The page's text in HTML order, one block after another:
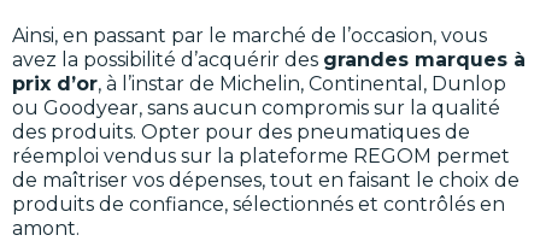
Ainsi, en passant par le marché de l’occasion, vous
avez la possibilité d’acquérir des grandes marques à
prix d’or, à l’instar de Michelin, Continental, Dunlop
ou Goodyear, sans aucun compromis sur la qualité
des produits. Opter pour des pneumatiques de
réemploi vendus sur la plateforme REGOM permet
de maîtriser vos dépenses, tout en faisant le choix de
produits de confiance, sélectionnés et contrôlés en
amont.